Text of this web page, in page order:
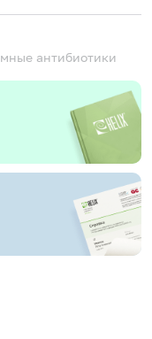
антибиотики